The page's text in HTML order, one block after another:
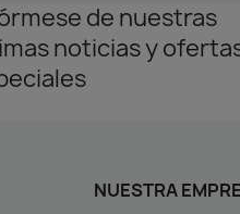
de nuestras
noticias y
NUESTRA